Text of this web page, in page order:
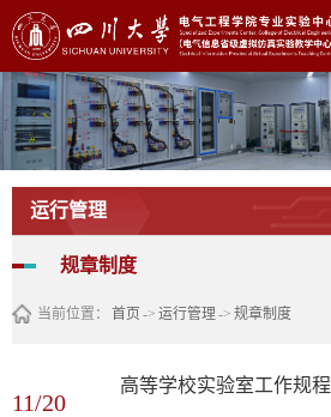
运行管理
规章制度
当前位置： 首页-> 运行管理 -> 规章制度
11/20
高等学校实验室工作规程